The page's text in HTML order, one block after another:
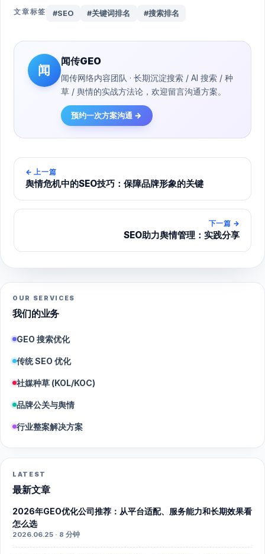
文章标签 #SEO #关键词排名 #搜索排名
闻
闻传GEO
闻传网络内容团队 · 长期沉淀搜索 / AI 搜索 / 种
草 / 舆情的实战方法论，欢迎留言沟通方案。
预约一次方案沟通 →
← 上一篇
舆情危机中的SEO技巧：保障品牌形象的关键
下一篇 →
SEO助力舆情管理：实践分享
OUR SERVICES
我们的业务
GEO 搜索优化
传统 SEO 优化
社媒种草 (KOL/KOC)
品牌公关与舆情
行业整案解决方案
LATEST
最新文章
2026年GEO优化公司推荐：从平台适配、服务能力和长期效果看
怎么选
2026.06.25 · 8 分钟